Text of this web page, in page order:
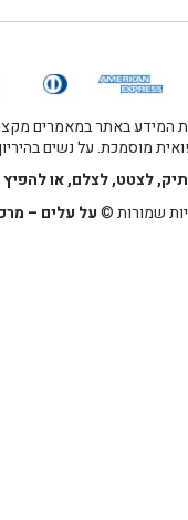
באתר במאמרים
מוסמכת. על נשים
לצטט, לצלם, או
שמורות ©על עלים –